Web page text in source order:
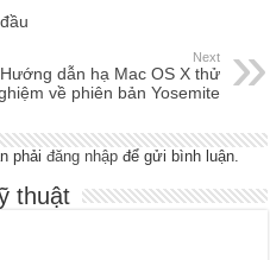
Next
Hướng dẫn hạ Mac OS X thử
về phiên bản Yosemite
phảiđăng nhập để gửi bình luận.
thuật